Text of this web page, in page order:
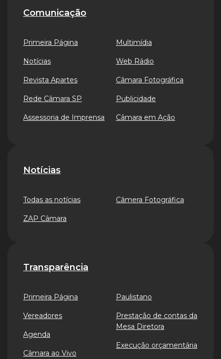
Comunicação
Primeira Página
Notícias
Revista Apartes
Rede Câmara SP
Assessoria de Imprensa
Multimídia
Web Rádio
Câmara Fotográfica
Publicidade
Câmara em Ação
Notícias
Todas as notícias
ZAP Câmara
Câmera Fotográfica
Transparência
Primeira Página
Vereadores
Agenda
Câmara ao Vivo
Paulistano
Prestação de contas da
Mesa Diretora
Execução orçamentária